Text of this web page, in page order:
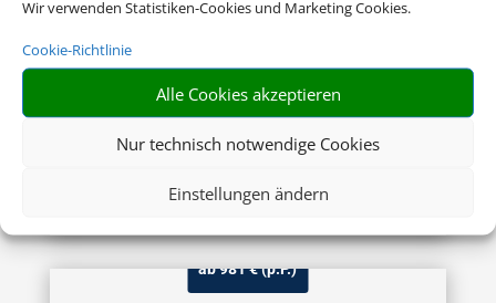
Wir verwenden Statistiken-Cookies und Marketing Cookies.
Cookie-Richtlinie
Alle Cookies akzeptieren
Nur technisch notwendige Cookies
Einstellungen ändern
ab 981 € (p.P.)